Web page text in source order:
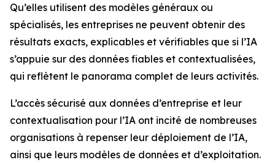
Qu’elles utilisent des modèles généraux ou
spécialisés, les entreprises ne peuvent obtenir des
résultats exacts, explicables et vérifiables que si l’IA
s’appuie sur des données fiables et contextualisées,
qui reflètent le panorama complet de leurs activités.
L’accès sécurisé aux données d’entreprise et leur
contextualisation pour l’IA ont incité de nombreuses
organisations à repenser leur déploiement de l’IA,
ainsi que leurs modèles de données et d’exploitation.